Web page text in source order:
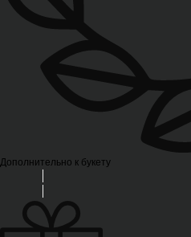
Дополнительно к букету